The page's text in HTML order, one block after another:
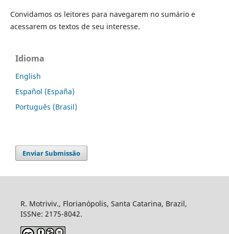
Convidamos os leitores para navegarem no sumário e
acessarem os textos de seu interesse.
Idioma
English
Español (España)
Português (Brasil)
Enviar Submissão
R. Motriviv., Florianópolis, Santa Catarina, Brazil,
ISSNe: 2175-8042.